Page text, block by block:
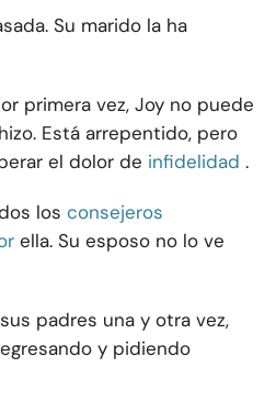
Su marido la ha
primera vez, Joy no puede
Está arrepentido, pero
el dolor de infidelidad .
los consejeros
ella. Su esposo no lo ve
padres una y otra vez,
y pidiendo